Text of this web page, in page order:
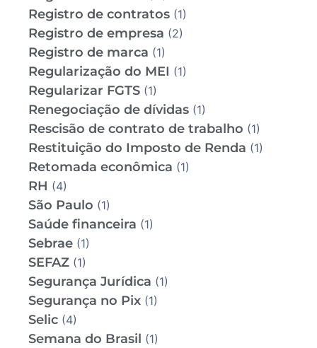
Registro de contratos (1)
Registro de empresa (2)
Registro de marca (1)
Regularização do MEI (1)
Regularizar FGTS (1)
Renegociação de dívidas (1)
Rescisão de contrato de trabalho (1)
Restituição do Imposto de Renda (1)
Retomada econômica (1)
RH (4)
São Paulo (1)
Saúde financeira (1)
Sebrae (1)
SEFAZ (1)
Segurança Jurídica (1)
Segurança no Pix (1)
Selic (4)
Semana do Brasil (1)